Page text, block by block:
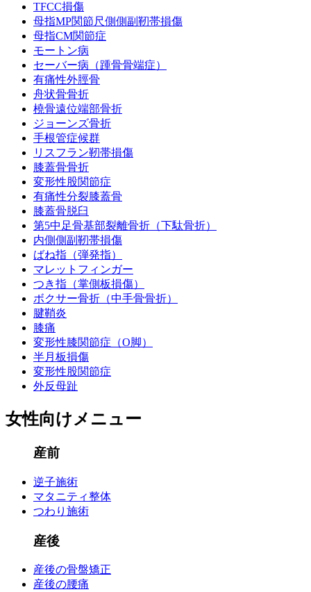
TFCC損傷
母指MP関節尺側側副靭帯損傷
母指CM関節症
モートン病
セーバー病（踵骨骨端症）
有痛性外脛骨
舟状骨骨折
橈骨遠位端部骨折
ジョーンズ骨折
手根管症候群
リスフラン靭帯損傷
膝蓋骨骨折
変形性股関節症
有痛性分裂膝蓋骨
膝蓋骨脱臼
第5中足骨基部裂離骨折（下駄骨折）
内側側副靭帯損傷
ばね指（弾発指）
マレットフィンガー
つき指（掌側板損傷）
ボクサー骨折（中手骨骨折）
腱鞘炎
膝痛
変形性膝関節症（O脚）
半月板損傷
変形性股関節症
外反母趾
女性向けメニュー
産前
逆子施術
マタニティ整体
つわり施術
産後
産後の骨盤矯正
産後の腰痛